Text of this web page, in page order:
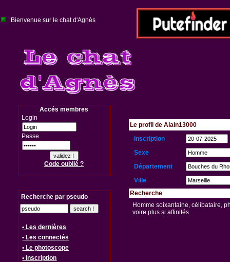
Bienvenue sur le chat d'Agnès
Accés membres
Login
Passe
Code oublié ?
Recherche par pseudo
• Les dernières
• Les connectés
• Le photoscope
• Inscription
Le profil de Alain13000
Inscription
Sexe
Département
Ville
Recherche
Homme soixantaine, célibataire,
voire plus si affinités.